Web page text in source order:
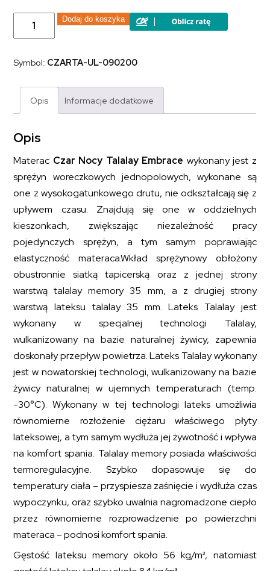
ilość
Materac
kieszeniowy
lateksem
NOCY
EMBRACE
90x200
Dodaj do koszyka
Symbol: CZARTA-UL-090200
Opis Informacje dodatkowe
Opis
Materac Czar Nocy Talalay Embrace wykonany jest z
sprężyn woreczkowych jednopolowych, wykonane są
one z wysokogatunkowego drutu, nie odkształcają się z
upływem czasu. Znajdują się one w oddzielnych
kieszonkach, zwiększając niezależność pracy
pojedynczych sprężyn, a tym samym poprawiając
elastyczność materaca.Wkład sprężynowy obłożony
obustronnie siatką tapicerską oraz z jednej strony
warstwą talalay memory 35 mm, a z drugiej strony
warstwą lateksu talalay 35 mm. Lateks Talalay jest
wykonany w specjalnej technologi Talalay,
wulkanizowany na bazie naturalnej żywicy, zapewnia
doskonały przepływ powietrza. Lateks Talalay wykonany
jest w nowatorskiej technologi, wulkanizowany na bazie
żywicy naturalnej w ujemnych temperaturach (temp.
-30°C). Wykonany w tej technologi lateks umożliwia
równomierne rozłożenie ciężaru właściwego płyty
lateksowej, a tym samym wydłuża jej żywotność i wpływa
na komfort spania. Talalay memory posiada właściwości
termoregulacyjne. Szybko dopasowuje się do
temperatury ciała – przyspiesza zaśnięcie i wydłuża czas
wypoczynku, oraz szybko uwalnia nagromadzone ciepło
przez równomierne rozprowadzenie po powierzchni
materaca – podnosi komfort spania.
Gęstość lateksu memory około 56 kg/m³, natomiast